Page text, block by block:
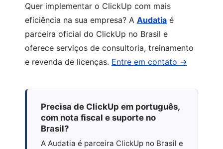
Quer implementar o ClickUp com mais
eficiência na sua empresa? A Audatia é
parceira oficial do ClickUp no Brasil e
oferece serviços de consultoria, treinamento
e revenda de licenças. Entre em contato →
Precisa de ClickUp em português,
com nota fiscal e suporte no
Brasil?
A Audatia é parceira ClickUp no Brasil e